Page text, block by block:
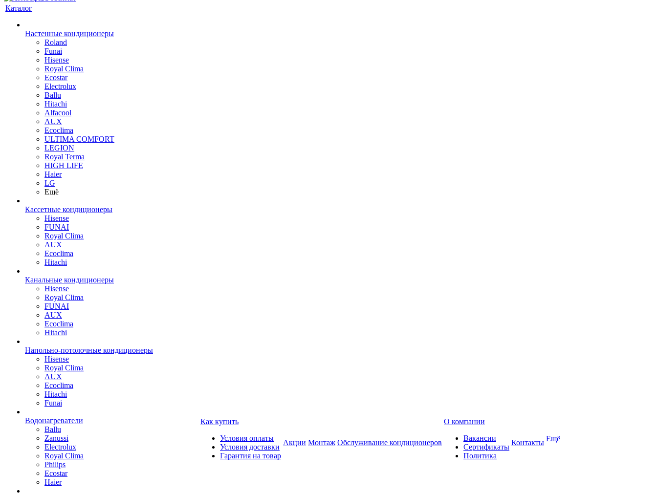
Каталог
Настенные кондиционеры
Roland
Funai
Hisense
Royal Clima
Ecostar
Electrolux
Ballu
Hitachi
Alfacool
AUX
Ecoclima
ULTIMA COMFORT
LEGION
Royal Terma
HIGH LIFE
Haier
LG
Ещё
Кассетные кондиционеры
Hisense
FUNAI
Royal Clima
AUX
Ecoclima
Hitachi
Канальные кондиционеры
Hisense
Royal Clima
FUNAI
AUX
Ecoclima
Hitachi
Напольно-потолочные кондиционеры
Hisense
Royal Clima
AUX
Ecoclima
Hitachi
Funai
Водонагреватели
Ballu
Zanussi
Electrolux
Royal Clima
Philips
Ecostar
Haier
Как купить
Условия оплаты
Условия доставки
Гарантия на товар
Акции Монтаж Обслуживание кондиционеров
О компании
Вакансии
Сертификаты
Политика
Контакты Ещё